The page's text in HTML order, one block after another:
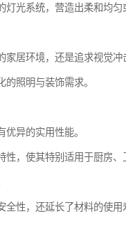
灯光系统，营造出柔和均
家居环境，还是追求视觉冲
的照明与装饰需求。
优异的实用性能。
性，使其特别适用于厨房、
全性，还延长了材料的使用